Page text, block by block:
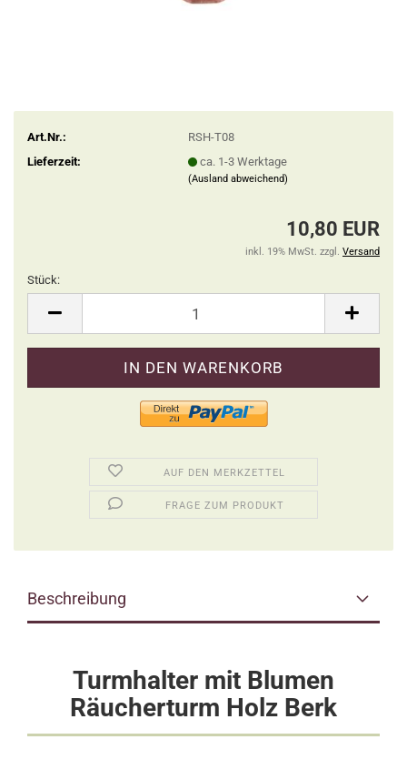
Art.Nr.:
RSH-T08
Lieferzeit:
ca. 1-3 Werktage
(Ausland abweichend)
10,80 EUR
inkl. 19% MwSt. zzgl. Versand
Stück:
AUF DEN MERKZETTEL
FRAGE ZUM PRODUKT
Beschreibung
Turmhalter mit Blumen
Räucherturm Holz Berk